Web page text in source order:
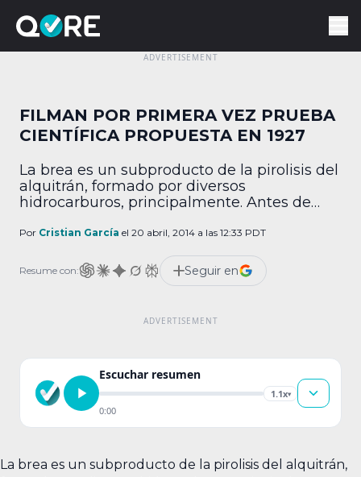
FILMAN POR PRIMERA VEZ PRUEBA
CIENTÍFICA PROPUESTA EN 1927
La brea es un subproducto de la pirolisis del
alquitrán, formado por diversos
hidrocarburos, principalmente. Antes de
ambiente; sin embargo, ese año, un grupo
Queensland en Brisbane, Australia,
diseñaron un experimento para demostrar
Por Cristian García el 20 abril, 2014 a las 12:33 PDT
Resume con: Seguir en
Escuchar resumen
1.1x▾
0:00
La brea es un subproducto de la pirolisis del alquitrán,